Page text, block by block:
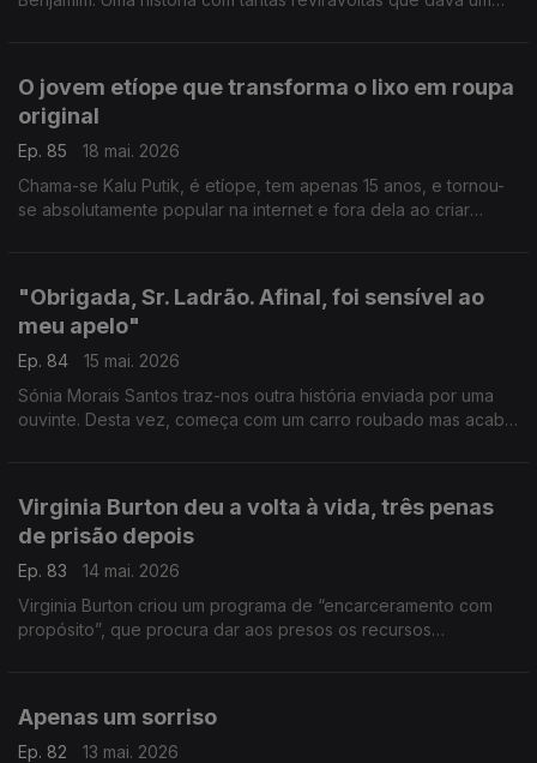
O jovem etíope que transforma o lixo em roupa
original
Ep. 85
18 mai. 2026
Chama-se Kalu Putik, é etíope, tem apenas 15 anos, e tornou-
se absolutamente popular na internet e fora dela ao criar
"Obrigada, Sr. Ladrão. Afinal, foi sensível ao
meu apelo"
Ep. 84
15 mai. 2026
Sónia Morais Santos traz-nos outra história enviada por uma
ouvinte. Desta vez, começa com um carro roubado mas acaba
Virginia Burton deu a volta à vida, três penas
de prisão depois
Ep. 83
14 mai. 2026
Virginia Burton criou um programa de “encarceramento com
propósito”, que procura dar aos presos os recursos
Apenas um sorriso
Ep. 82
13 mai. 2026